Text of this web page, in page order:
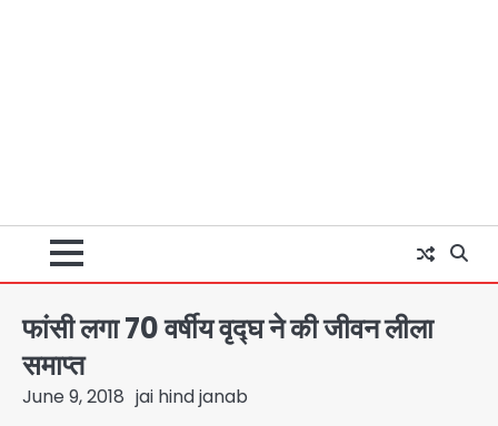
फांसी लगा 70 वर्षीय वृद्घ ने की जीवन लीला
समाप्त
June 9, 2018 jai hind janab